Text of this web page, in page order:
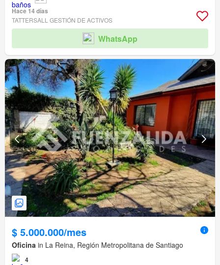
Hace 14 días
TATTERSALL GESTIÓN DE ACTIVOS
WhatsApp
$ 5.000.000/mes
Oficina in La Reina, Región Metropolitana de Santiago
4